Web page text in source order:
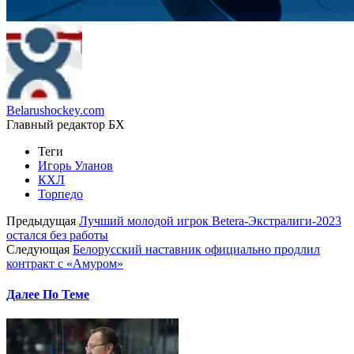
Belarushockey.com
Главный редактор БХ
Теги
Игорь Уланов
КХЛ
Торпедо
Предыдущая Лучший молодой игрок Betera-Экстралиги-2023
остался без работы
Следующая Белорусский наставник официально продлил
контракт с «Амуром»
Далее По Теме